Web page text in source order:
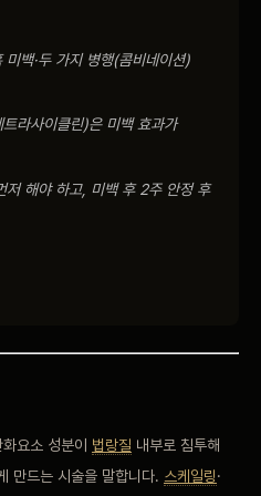
미백·두 가지 병행(콤비네이션)
라사이클린)은 미백 효과가
저 해야 하고, 미백후 2주 안정 후
요소 성분이 법랑질 내부로 침투해
만드는 시술을 말합니다. 스케일링·